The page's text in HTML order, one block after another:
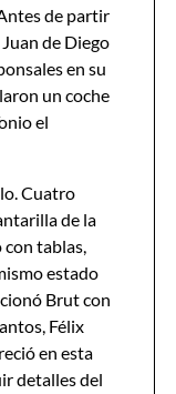
de partir
de Diego
en su
un coche
el
Cuatro
de la
tablas,
estado
Brut con
Félix
en esta
detalles del